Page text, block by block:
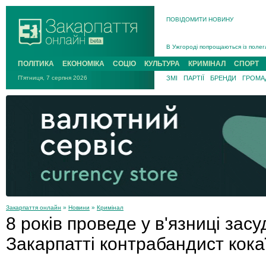
ПОВІДОМИТИ НОВИНУ
В Ужгороді попрощаються із
В Ужгороді 5 серпня
Підтвердили загибель
На війні з рф поліг військовий з
На Хустщині внаслідок ДТП за
Інструктора районного ТЦК на
ПОЛІТИКА ЕКОНОМІКА СОЦІО КУЛЬТУРА КРИМІНАЛ СПОРТ
П'ятниця, 7 серпня 2026 ЗМІ ПАРТІЇ БРЕНДИ
Закарпаття онлайн » Новини » Кримінал
8 років проведе у в'язниці
Закарпатті контрабандист